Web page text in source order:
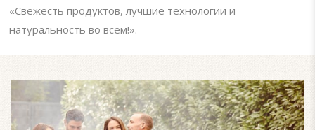
«Свежесть продуктов, лучшие технологии и
натуральность во всём!».